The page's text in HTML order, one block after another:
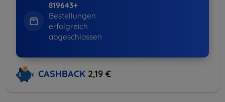
819643+
Bestellungen
erfolgreich
abgeschlossen
CASHBACK 2,19 €